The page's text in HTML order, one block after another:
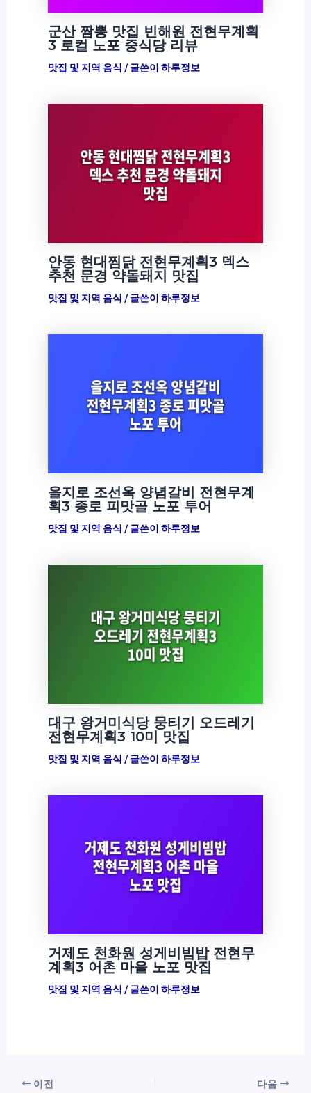
군산 짬뽕 맛집 빈해원 전현무계획
3 로컬 노포 중식당 리뷰
맛집 및 지역 음식 / 글쓴이 하루정보
안동 현대찜닭 전현무계획3 덱스
추천 문경 약돌돼지 맛집
맛집 및 지역 음식 / 글쓴이 하루정보
을지로 조선옥 양념갈비 전현무계
획3 종로 피맛골 노포 투어
맛집 및 지역 음식 / 글쓴이 하루정보
대구 왕거미식당 뭉티기 오드레기
전현무계획3 10미 맛집
맛집 및 지역 음식 / 글쓴이 하루정보
거제도 천화원 성게비빔밥 전현무
계획3 어촌 마을 노포 맛집
맛집 및 지역 음식 / 글쓴이 하루정보
이전 다음